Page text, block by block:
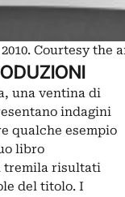
Courtesy the
una ventina di
indagini
qualche esempio
libro
tremila risultati
del titolo. I